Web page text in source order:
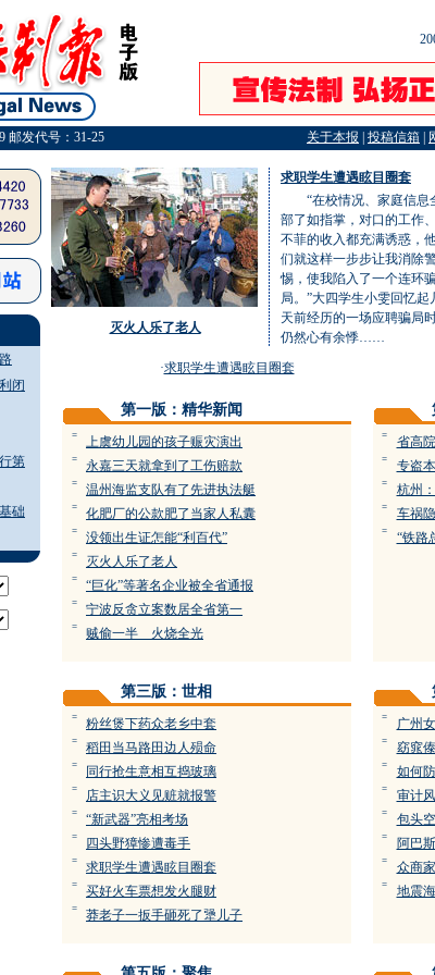
邮发代号：31-25 关于本报 投稿信箱
闭
第
础
灭火人乐了老人
求职学生遭遇眩目圈套
“在校情况、家庭信息
部了如指掌，对口的工作、
不菲的收入都充满诱惑，
们就这样一步步让我消除
惕，使我陷入了一个连环
局。”大四学生小雯回忆起
天前经历的一场应聘骗局
仍然心有余悸……
求职学生遭遇眩目圈套
第一版：精华新闻
= 上虞幼儿园的孩子赈灾演出
= 永嘉三天就拿到了工伤赔款
= 温州海监支队有了先进执法艇
= 化肥厂的公款肥了当家人私囊
= 没领出生证怎能“利百代”
= 灭火人乐了老人
= “巨化”等著名企业被全省通报
= 宁波反贪立案数居全省第一
= 贼偷一半 火烧全光
= 省高
= 专盗
= 杭州
= 车祸
= “铁路
第三版：世相
= 粉丝煲下药众老乡中套
= 稻田当马路田边人殒命
= 同行抢生意相互捣玻璃
= 店主识大义见赃就报警
= “新武器”亮相考场
= 四头野獐惨遭毒手
= 求职学生遭遇眩目圈套
= 买好火车票想发火腿财
= 莽老子一扳手砸死了犟儿子
= 广州
= 窈窕
= 如何
= 审计
= 包头
= 阿巴
= 众商
= 地震